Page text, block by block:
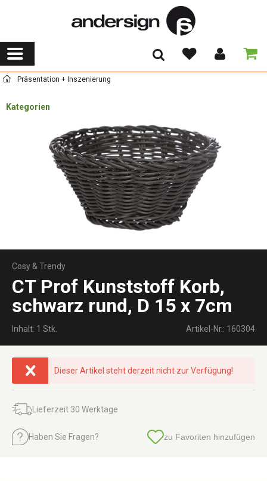
Präsentation + Inszenierung
Kategorien
Cosy & Trendy
CT Prof Kunststoff Korb,
schwarz rund, D 15 x 7cm
Inhalt: 1 Stk. Artikel-Nr.: 160304
Dieser Artikel steht derzeit nicht zur Verfügung!
Lieferzeit 30 Werktage
Haben Sie Fragen? zu Favoriten hinzufügen